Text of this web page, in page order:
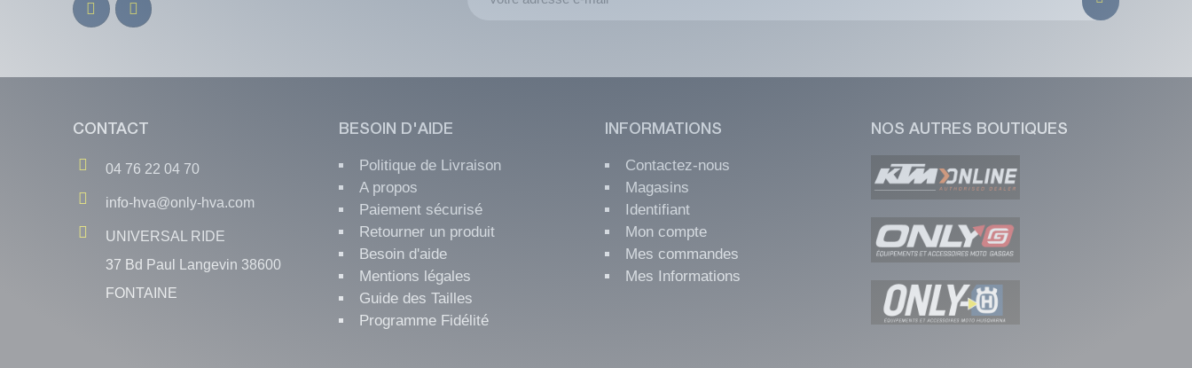
CONTACT
04 76 22 04 70
info-hva@only-hva.com
UNIVERSAL RIDE
37 Bd Paul Langevin 38600
FONTAINE
BESOIN D'AIDE
Politique de Livraison
A propos
Paiement sécurisé
Retourner un produit
Besoin d'aide
Mentions légales
Guide des Tailles
Programme Fidélité
INFORMATIONS
Contactez-nous
Magasins
Identifiant
Mon compte
Mes commandes
Mes Informations
NOS AUTRES BOUTIQUES